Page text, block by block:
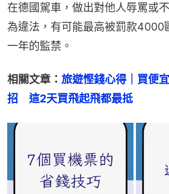
在德國駕車，做出對他人辱罵或
為違法，有可能最高被罰款4000
一年的監禁。
相關文章： 旅遊慳錢心得｜買便
招　這2天買飛起飛都最抵